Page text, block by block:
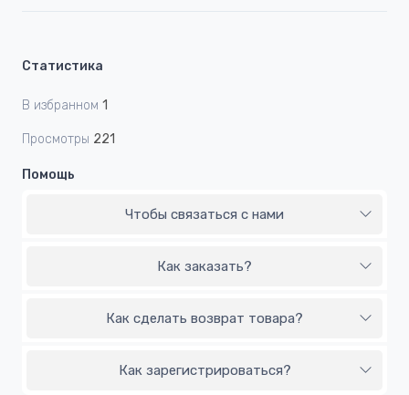
Статистика
В избранном 1
Просмотры 221
Помощь
Чтобы связаться с нами
Как заказать?
Как сделать возврат товара?
Как зарегистрироваться?